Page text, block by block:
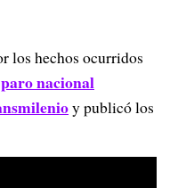
los hechos ocurridos
nacional
y publicó los